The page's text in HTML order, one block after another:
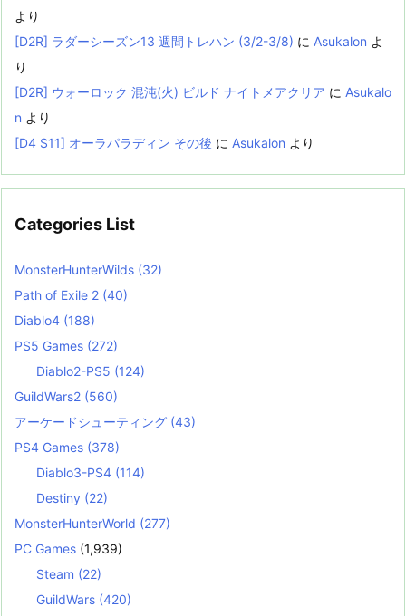
より
[D2R] ラダーシーズン13 週間トレハン (3/2-3/8) に Asukalon よ
り
[D2R] ウォーロック 混沌(火) ビルド ナイトメアクリア に Asukalo
n より
[D4 S11] オーラパラディン その後 に Asukalon より
Categories List
MonsterHunterWilds (32)
Path of Exile 2 (40)
Diablo4 (188)
PS5 Games (272)
Diablo2-PS5 (124)
GuildWars2 (560)
アーケードシューティング (43)
PS4 Games (378)
Diablo3-PS4 (114)
Destiny (22)
MonsterHunterWorld (277)
PC Games (1,939)
Steam (22)
GuildWars (420)